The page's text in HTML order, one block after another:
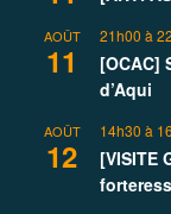
AOÛT
11
21h00 à
[OCAC]
d’Aqui
AOÛT
12
14h30 à
[VISITE